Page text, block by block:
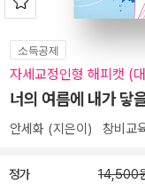
소득공제
자세교정인형 해피캣 (
너의 여름에 내가 닿
안세화 (지은이) 창비교
정가 14,500